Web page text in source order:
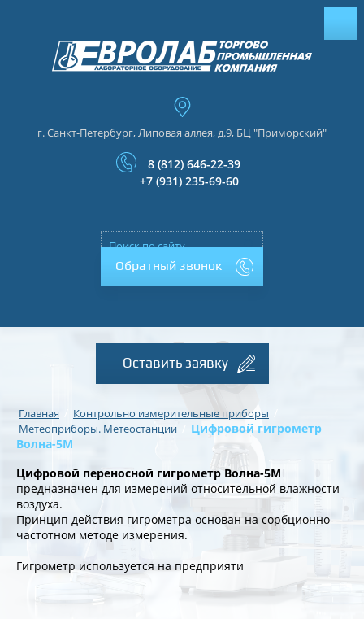
г. Санкт-Петербург, Липовая аллея, д.9, БЦ "Приморский"
8 (812) 646-22-39
+7 (931) 235-69-60
Обратный звонок
Оставить заявку
Главная Контрольно измерительные приборы
Метеоприборы. Метеостанции
Цифровой гигрометр
Волна-5М
Цифровой переносной гигрометр Волна-5М
предназначен для измерений относительной влажности
воздуха.
Принцип действия гигрометра основан на сорбционно-
частотном методе измерения.
Гигрометр используется на предприяти